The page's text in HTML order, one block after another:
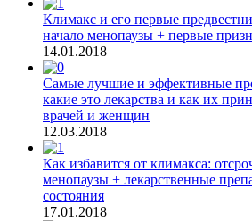
Климакс и его первые
начало менопаузы + первые
14.01.2018
Самые лучшие и эффективные
какие это лекарства и как их
врачей и женщин
12.03.2018
Как избавится от климакса:
менопаузы + лекарственные
состояния
17.01.2018